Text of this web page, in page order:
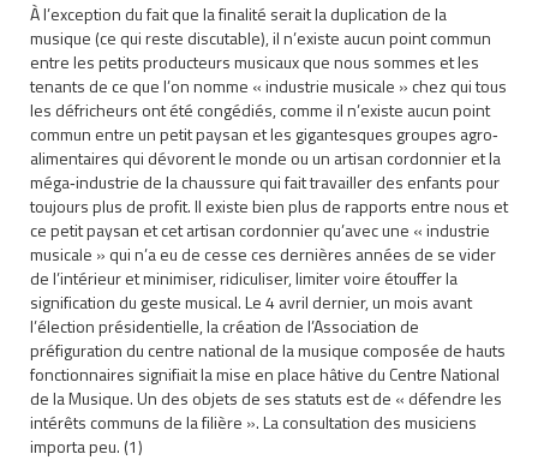
À l’exception du fait que la finalité serait la duplication de la
musique (ce qui reste discutable), il n’existe aucun point commun
entre les petits producteurs musicaux que nous sommes et les
tenants de ce que l’on nomme « industrie musicale » chez qui tous
les défricheurs ont été congédiés, comme il n’existe aucun point
commun entre un petit paysan et les gigantesques groupes agro‐
alimentaires qui dévorent le monde ou un artisan cordonnier et la
méga‐industrie de la chaussure qui fait travailler des enfants pour
toujours plus de profit. Il existe bien plus de rapports entre nous et
ce petit paysan et cet artisan cordonnier qu’avec une « industrie
musicale » qui n’a eu de cesse ces dernières années de se vider
de l’intérieur et minimiser, ridiculiser, limiter voire étouffer la
signification du geste musical. Le 4 avril dernier, un mois avant
l’élection présidentielle, la création de l’Association de
préfiguration du centre national de la musique composée de hauts
fonctionnaires signifiait la mise en place hâtive du Centre National
de la Musique. Un des objets de ses statuts est de « défendre les
intérêts communs de la filière ». La consultation des musiciens
importa peu. (1)